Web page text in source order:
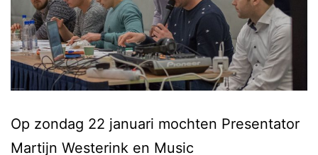
Op zondag 22 januari mochten Presentator
Martijn Westerink en Music